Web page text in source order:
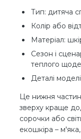
Тип: дитяча
Колір або
Матеріал:
Сезон і
теплого
Деталі
Це нижня
зверху краще
сорочки або
екошкіра –